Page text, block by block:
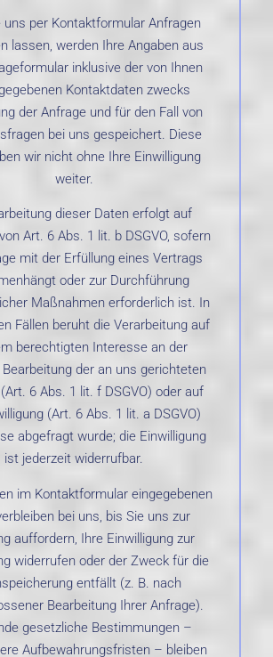
uns per Kontaktformular Anfragen
lassen, werden Ihre Angaben aus
inklusive der von Ihnen
Kontaktdaten zwecks
der Anfrage und für den Fall von
bei uns gespeichert. Diese
wir nicht ohne Ihre Einwilligung
weiter.
dieser Daten erfolgt auf
Art. 6 Abs. 1 lit. b DSGVO, sofern
mit der Erfüllung eines Vertrags
oder zur Durchführung
Maßnahmen erforderlich ist. In
Fällen beruht die Verarbeitung auf
berechtigten Interesse an der
der an uns gerichteten
6 Abs. 1 lit. f DSGVO) oder auf
(Art. 6 Abs. 1 lit. a DSGVO)
abgefragt wurde; die Einwilligung
ist jederzeit widerrufbar.
im Kontaktformular eingegebenen
bei uns, bis Sie uns zur
auffordern, Ihre Einwilligung zur
widerrufen oder der Zweck für die
entfällt (z. B. nach
Bearbeitung Ihrer Anfrage).
gesetzliche Bestimmungen –
Aufbewahrungsfristen – bleiben